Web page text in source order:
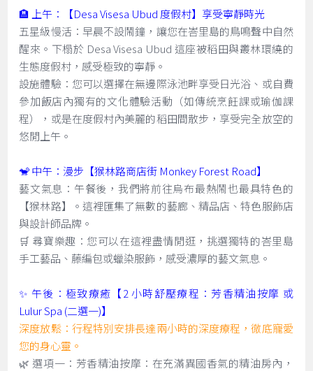
🏨 上午：【Desa Visesa Ubud 度假村】享受寧靜時光
五星級慢活：早晨不設鬧鐘，讓您在峇里島的鳥鳴聲中自然
醒來。下榻於 Desa Visesa Ubud 這座被稻田與叢林環繞的
生態度假村，感受極致的寧靜。
設施體驗：您可以選擇在無邊際泳池畔享受日光浴、或自費
參加飯店內獨有的文化體驗活動（如傳統烹飪課或瑜伽課
程），或是在度假村內美麗的稻田間散步，享受完全放空的
悠閒上午。
🐒 中午：漫步【猴林路商店街 Monkey Forest Road】
藝文氣息：午餐後，我們將前往烏布最熱鬧也最具特色的
【猴林路】。這裡匯集了無數的藝廊、精品店、特色服飾店
與設計師品牌。
🛒 尋寶樂趣：您可以在這裡盡情閒逛，挑選獨特的峇里島
手工藝品、藤編包或蠟染服飾，感受濃厚的藝文氣息。
✨ 午後：極致療癒【2 小時舒壓療程：芳香精油按摩 或
Lulur Spa (二選一)】
深度放鬆：行程特別安排長達兩小時的深度療程，徹底寵愛
您的身心靈。
🌿 選項一：芳香精油按摩：在充滿異國香氣的精油房內，